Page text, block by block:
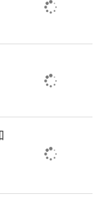
事
不时有飞
指着飞鸟兴